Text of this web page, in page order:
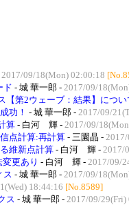
2017/09/18(Mon) 02:00:18
ド - 城 華一郎 - 2017/09/
【第2ウェーブ：結果】につい
功！ - 城 華一郎 - 2017/09/
算 - 白河 輝 - 2017/09/
点計算:再計算- 三園晶 -
維新点計算- 白河 輝 - 2017/
更あり - 白河 輝 - 2017/09/
ス - 城 華一郎 - 2017/09/
18:44:16 [No.8589]
ス - 城 華一郎 - 2017/09/29(Fri)